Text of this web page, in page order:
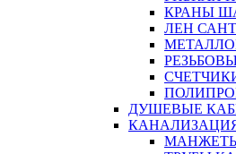
КРАНЫ
ЛЕН
ДУШЕВЫЕ